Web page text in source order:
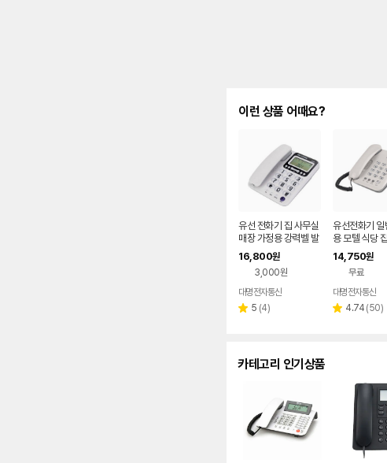
이런 상품 어때요?
유선 전화기 집 사무실
매장 가정용 강력벨 발
신자표시전화기 큰 벨
소리
16,800원
3,000원
대명전자통신
별 5 리
(4)
유선전화기 일
용 모텔 식당
깔끔한 전화 매
14,750원
무료
대명전자통신
별 4.74 리
(50)
카테고리 인기상품